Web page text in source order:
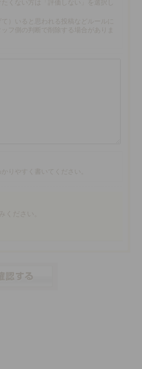
くない方は「評価しない」を選択し
）いると思われる投稿などルールに
フ側の判断で削除する場合がありま
りやすく書いてください。